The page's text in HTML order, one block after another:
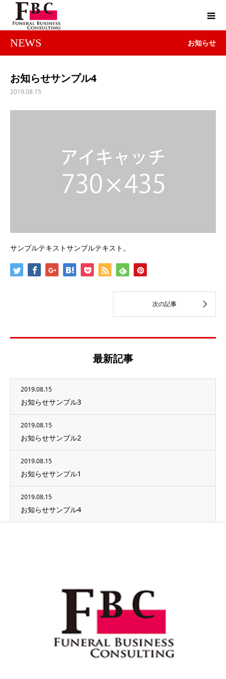
NEWS お知らせ
お知らせサンプル4
2019.08.15
サンプルテキストサンプルテキスト。
最新記事
2019.08.15
お知らせサンプル3
2019.08.15
お知らせサンプル2
2019.08.15
お知らせサンプル1
2019.08.15
お知らせサンプル4